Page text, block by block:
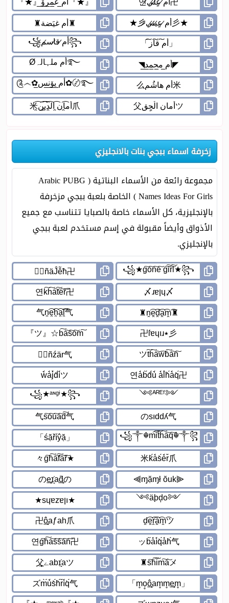
زخرفة اسماء ببجي بنات بالانجليزي
مجموعة رائعة من الأسماء البناتية ( Arabic PUBG
Names Ideas For Girls ) الخاصة بلعبة ببجي مزخرفة
بالإنجليزية، كل الأسماء خاصة بالصبايا تتناسب مع جميع
الأذواق وأيضاً مقبولة في إسم مستخدم لعبة ببجي
بالإنجليزي.